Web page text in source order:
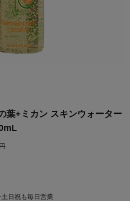
葉+ミカン スキンウォーター
日祝も毎日営業